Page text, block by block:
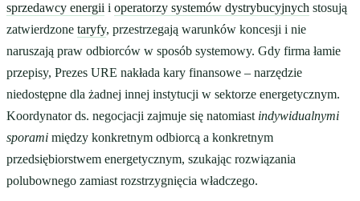
sprzedawcy energii i operatorzy systemów dystrybucyjnych stosują
zatwierdzone taryfy, przestrzegają warunków koncesji i nie
naruszają praw odbiorców w sposób systemowy. Gdy firma łamie
przepisy, Prezes URE nakłada kary finansowe – narzędzie
niedostępne dla żadnej innej instytucji w sektorze energetycznym.
Koordynator ds. negocjacji zajmuje się natomiast indywidualnymi
sporami między konkretnym odbiorcą a konkretnym
przedsiębiorstwem energetycznym, szukając rozwiązania
polubownego zamiast rozstrzygnięcia władczego.